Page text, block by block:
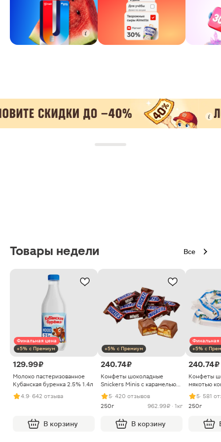
Товары недели Все
Финальная цена
+5% с Премиум
129.99 ₽
Молоко пастеризованное
Кубанская буренка 2.5% 1.4л
4.9· 642 отзыва
В корзину
+5% с Премиум
240.74 ₽
Конфеты шоколадные
Snickers Minis с карамелью
арахисом и нугой
5· 420 отзывов
250г
962.99 ₽ · 1кг
В корзину
Финальная
+5% с
240.74 ₽
Конфеты
мякотью
5· 581
250г